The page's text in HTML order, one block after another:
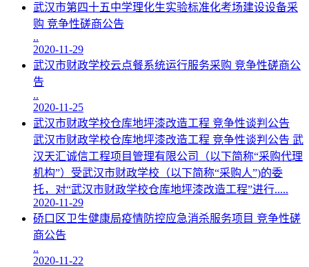
武汉市第四十五中学理化生实验标准化考场建设设备采
购 竞争性磋商公告
..
2020-11-29
武汉市财政学校云点餐系统运行服务采购 竞争性磋商公
告
..
2020-11-25
武汉市财政学校仓库地坪漆改造工程 竞争性谈判公告
武汉市财政学校仓库地坪漆改造工程 竞争性谈判公告 武
汉天汇诚信工程项目管理有限公司（以下简称“采购代理
机构”）受武汉市财政学校（以下简称“采购人”)的委
托，对“武汉市财政学校仓库地坪漆改造工程”进行.....
2020-11-29
硚口区卫生健康局疫情防控应急消杀服务项目 竞争性磋
商公告
..
2020-11-22